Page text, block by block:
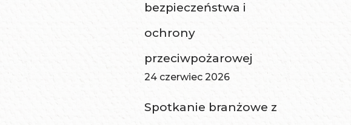
bezpieczeństwa i
ochrony
przeciwpożarowej
24 czerwiec 2026
Spotkanie branżowe z